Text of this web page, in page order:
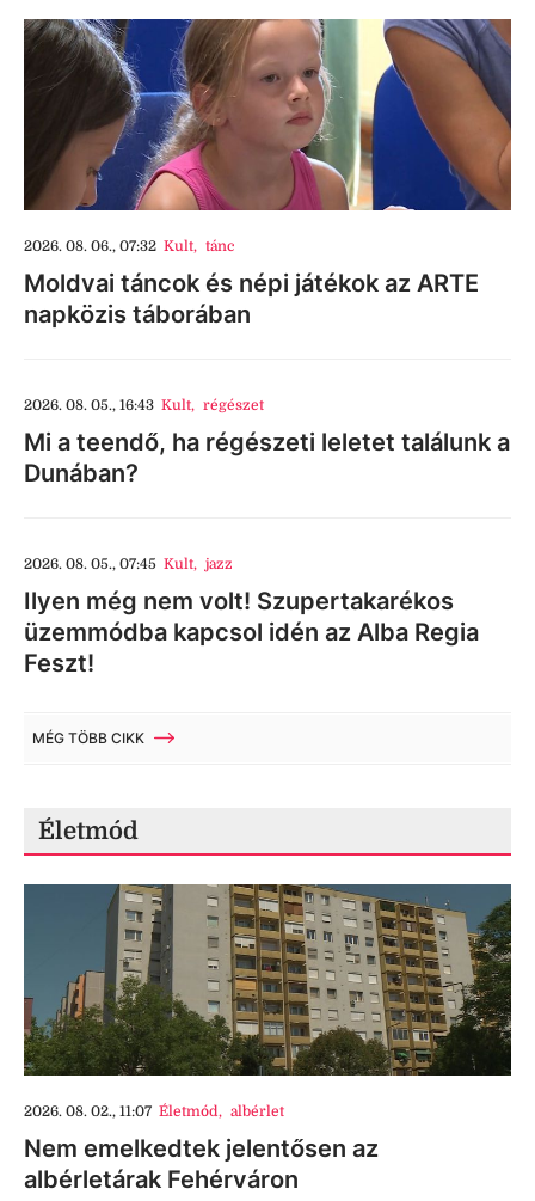
2026. 08. 06., 07:32 Kult, tánc
Moldvai táncok és népi játékok az ARTE
napközis táborában
2026. 08. 05., 16:43 Kult, régészet
Mi a teendő, ha régészeti leletet találunk a
Dunában?
2026. 08. 05., 07:45 Kult, jazz
Ilyen még nem volt! Szupertakarékos
üzemmódba kapcsol idén az Alba Regia
Feszt!
MÉG TÖBB CIKK
Életmód
2026. 08. 02., 11:07 Életmód, albérlet
Nem emelkedtek jelentősen az
albérletárak Fehérváron